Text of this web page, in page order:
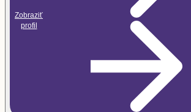
Zobraziť
profil